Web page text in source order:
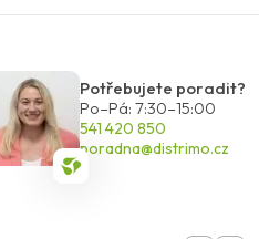
Potřebujete poradit?
Po–Pá: 7:30–15:00
541 420 850
poradna@distrimo.cz